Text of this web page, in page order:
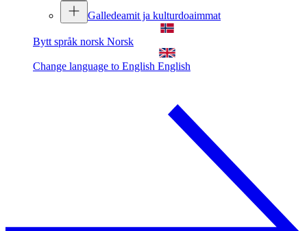
Galledeamit ja kulturdoaimmat
Bytt språk norsk Norsk
Change language to English English